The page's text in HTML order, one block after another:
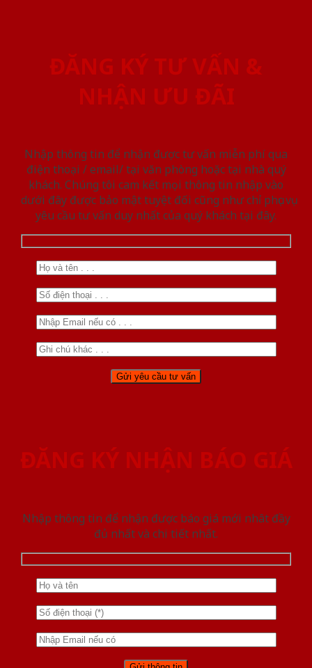
ĐĂNG KÝ TƯ VẤN &
NHẬN ƯU ĐÃI
Nhập thông tin để nhận được tư vấn miễn phí qua
điện thoại / email/ tại văn phòng hoặc tại nhà quý
khách. Chúng tôi cam kết mọi thông tin nhập vào
dưới đây được bảo mật tuyệt đối cũng như chỉ phục vụ
yêu cầu tư vấn duy nhất của quý khách tại đây.
ĐĂNG KÝ NHẬN BÁO GIÁ
Nhập thông tin để nhận được báo giá mới nhât đầy
đủ nhất và chi tiết nhất.